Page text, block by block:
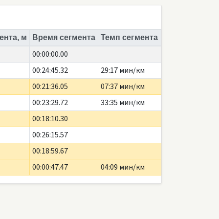
м Время сегмента Темп сегмента
00:00:00.00
00:24:45.32
29:17 мин/км
00:21:36.05
07:37 мин/км
00:23:29.72
33:35 мин/км
00:18:10.30
00:26:15.57
00:18:59.67
00:00:47.47
04:09 мин/км